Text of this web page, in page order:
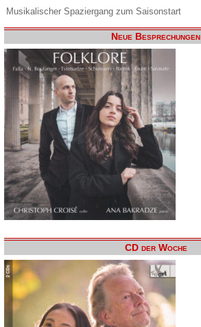
Musikalischer Spaziergang zum Saisonstart
Neue Besprechungen
CD der Woche